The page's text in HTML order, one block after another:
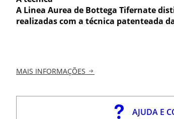
A Linea Aurea de Bottega Tifernate
realizadas com a técnica patenteada
MAIS INFORMAÇÕES
AJUDA E